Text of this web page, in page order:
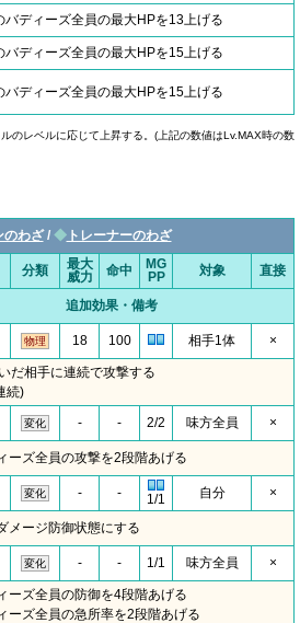
バディーズ全員の最大HPを13上げる
バディーズ全員の最大HPを15上げる
バディーズ全員の最大HPを15上げる
のレベルに応じて上昇する。(上記の数値はLv.MAX時の数
のわざ/ ◆トレーナーのわざ
分類
最大
威力
命中
MG
PP
対象 直接
追加効果・備考
物理 18 100 相手1体 ×
だ相手に連続で攻撃する
続)
変化 - - 2/2 味方全員 ×
ーズ全員の攻撃を2段階あげる
変化 - - 1/1 自分 ×
メージ防御状態にする
変化 - - 1/1 味方全員 ×
ーズ全員の防御を4段階あげる
ーズ全員の急所率を2段階あげる